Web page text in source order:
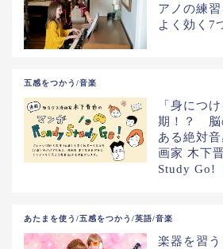
アノの練
よく効く7
五感をつかう/音楽
「身につ
期！？ 脳
ある絶対
画家 木下
Study Go!
あたまを使う/五感をつかう/英語/音楽
楽器を習